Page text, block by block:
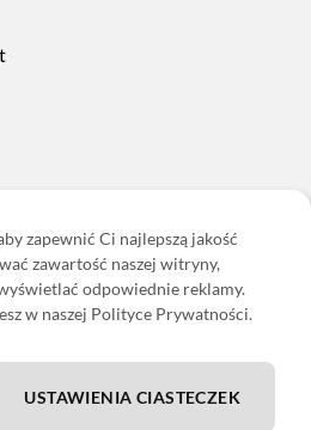
8:00-16:00
zapewnić Ci najlepszą jakość
zawartość naszej witryny,
odpowiednie reklamy.
w naszej Polityce Prywatności.
USTAWIENIA CIASTECZEK